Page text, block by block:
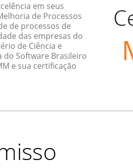
em seus
de Processos
de processos de
das empresas do
de Ciência e
do Software Brasileiro
e sua certificação